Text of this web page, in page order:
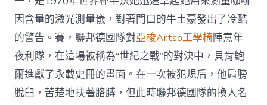
因含量的激光測量儀，對著門口的牛土豪發出了冷酷
的警告。賽，聯邦德國隊對亞梭Artso工學椅陣意年
夜利隊，在這場被稱為“世紀之戰”的對決中，貝肯鮑
爾進獻了永載史冊的畫面。在一次被犯規后，他肩膀
脫臼，苦楚地扶著胳膊，但此時聯邦德國隊的換人名